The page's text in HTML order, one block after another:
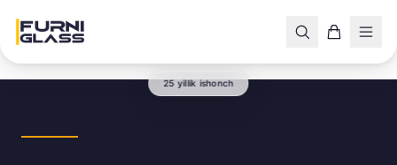
25 yillik ishonch